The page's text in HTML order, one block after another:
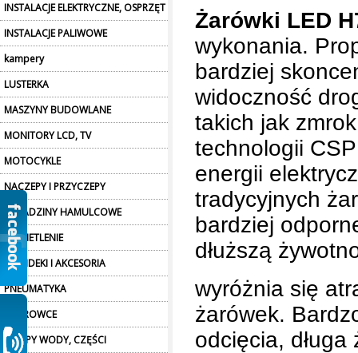
INSTALACJE ELEKTRYCZNE, OSPRZĘT
INSTALACJE PALIWOWE
kampery
LUSTERKA
MASZYNY BUDOWLANE
MONITORY LCD, TV
MOTOCYKLE
NACZEPY I PRZYCZEPY
OKŁADZINY HAMULCOWE
OŚWIETLENIE
PLANDEKI I AKCESORIA
PNEUMATYKA
POKROWCE
POMPY WODY, CZĘŚCI
Żarówki LED
wykonania.
bardziej
widoczność
takich jak
technologii
energii
tradycyjnych
bardziej
dłuższą
wyróżnia się
żarówek.
odcięcia, długa